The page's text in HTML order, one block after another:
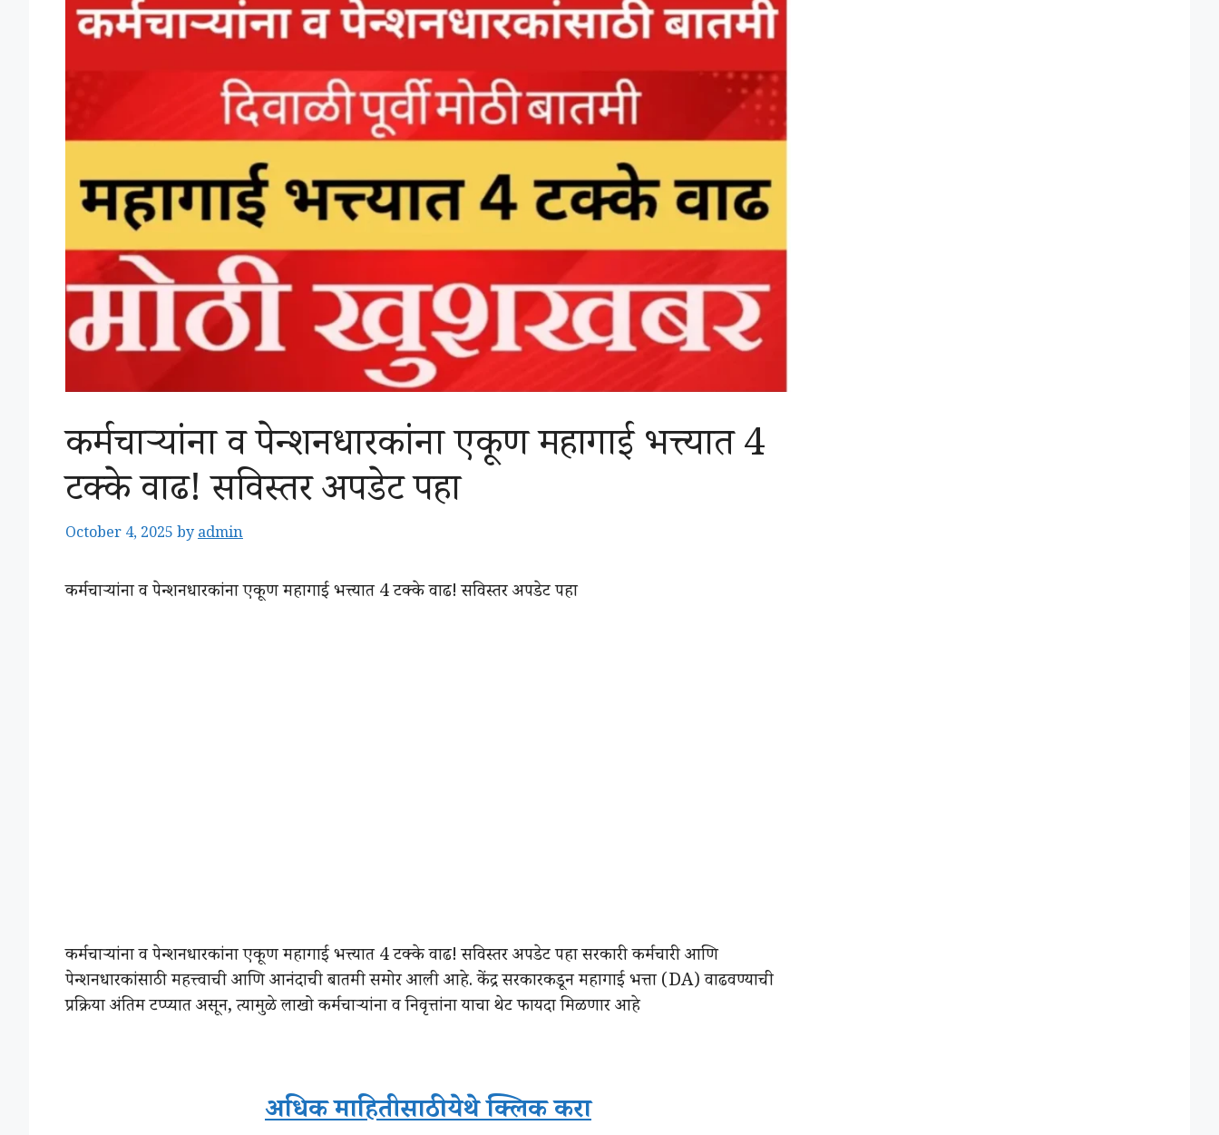
कर्मचाऱ्यांना व पेन्शनधारकांना एकूण महागाई भत्त्यात 4
टक्के वाढ! सविस्तर अपडेट पहा
October 4, 2025 byadmin
कर्मचाऱ्यांना व पेन्शनधारकांना एकूण महागाई भत्त्यात 4 टक्के वाढ! सविस्तर अपडेट पहा
कर्मचाऱ्यांना व पेन्शनधारकांना एकूण महागाई भत्त्यात 4 टक्के वाढ! सविस्तर अपडेट पहा सरकारी कर्मचारी आणि
पेन्शनधारकांसाठी महत्त्वाची आणि आनंदाची बातमी समोर आली आहे. केंद्र सरकारकडून महागाई भत्ता (DA) वाढवण्याची
प्रक्रिया अंतिम टप्प्यात असून, त्यामुळे लाखो कर्मचाऱ्यांना व निवृत्तांना याचा थेट फायदा मिळणार आहे
अधिक माहितीसाठी येथे क्लिक करा